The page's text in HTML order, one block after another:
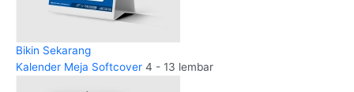
Bikin Sekarang
Kalender Meja Softcover 4 - 13 lembar